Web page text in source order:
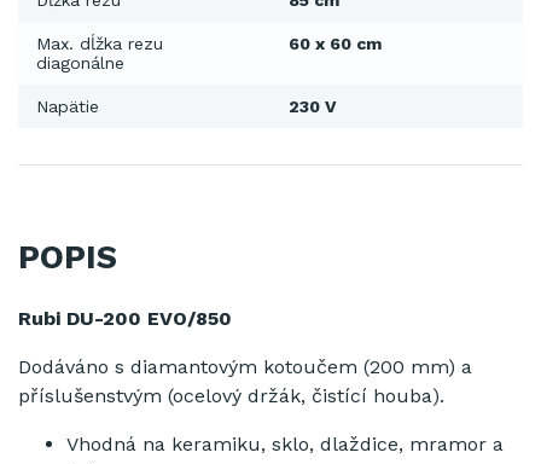
Max. dĺžka rezu
diagonálne
60 x 60 cm
Napätie 230 V
POPIS
Rubi DU-200 EVO/850
Dodáváno s diamantovým kotoučem (200 mm) a
příslušenstvým (ocelový držák, čistící houba).
Vhodná na keramiku, sklo, dlaždice, mramor a